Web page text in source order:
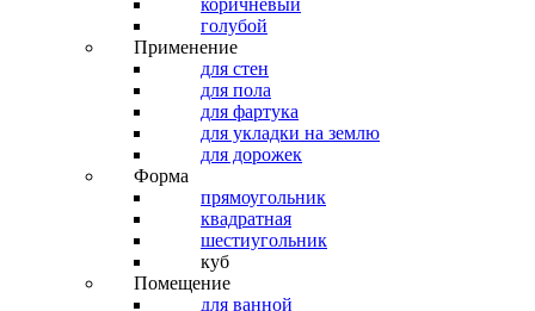
коричневый
голубой
Применение
для стен
для пола
для фартука
для укладки на землю
для дорожек
Форма
прямоугольник
квадратная
шестиугольник
куб
Помещение
для ванной